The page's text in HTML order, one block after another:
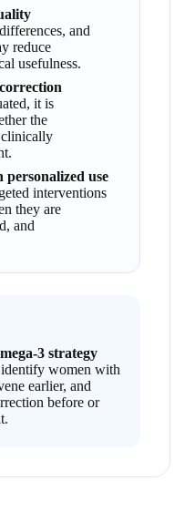
and
reduce
usefulness.
it is
the
clinically
use
interventions
they are
and
3 strategy
women with
earlier, and
before or